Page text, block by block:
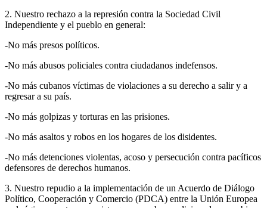
2. Nuestro rechazo a la represión contra la Sociedad Civil
Independiente y el pueblo en general:
-No más presos políticos.
-No más abusos policiales contra ciudadanos indefensos.
-No más cubanos víctimas de violaciones a su derecho a salir y a
regresar a su país.
-No más golpizas y torturas en las prisiones.
-No más asaltos y robos en los hogares de los disidentes.
-No más detenciones violentas, acoso y persecución contra pacíficos
defensores de derechos humanos.
3. Nuestro repudio a la implementación de un Acuerdo de Diálogo
Político, Cooperación y Comercio (PDCA) entre la Unión Europea